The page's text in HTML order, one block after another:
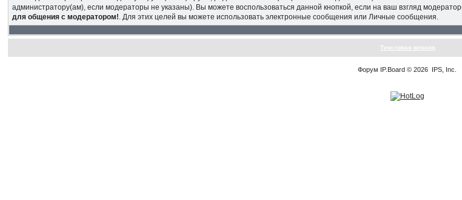
администратору(ам), если модераторы не указаны). Вы можете воспользоваться данной кнопкой, если на ваш взгляд
для общения с модератором!. Для этих целей вы можете использовать электронные сообщения или Личные сообщения.
Текстовая версия
Форум IP.Board © 2026 IPS, Inc